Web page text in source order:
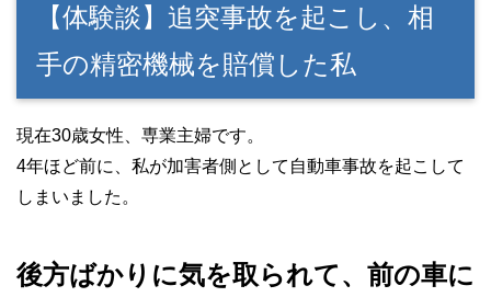
【体験談】追突事故を起こし、相
手の精密機械を賠償した私
現在30歳女性、専業主婦です。
4年ほど前に、私が加害者側として自動車事故を起こして
しまいました。
後方ばかりに気を取られて、前の車に